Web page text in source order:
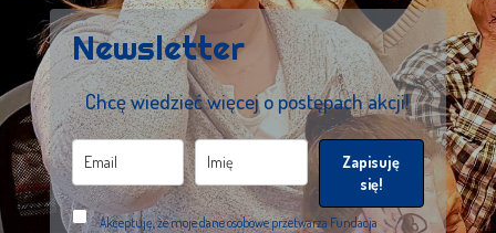
Newsletter
Chcę wiedzieć więcej o postępach akcji!
Zapisuję
się!
Akceptuję, że moje dane osobowe przetwarza Fundacja